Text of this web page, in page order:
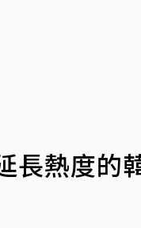
長熱度的